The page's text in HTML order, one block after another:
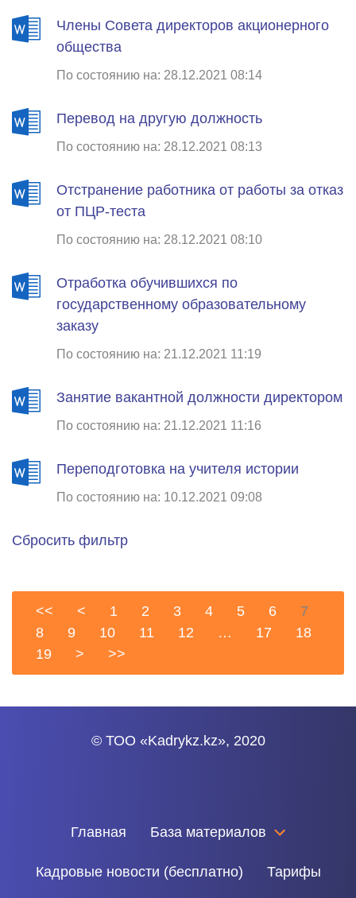
Члены Совета директоров акционерного
общества
По состоянию на: 28.12.2021 08:14
Перевод на другую должность
По состоянию на: 28.12.2021 08:13
Отстранение работника от работы за отказ
от ПЦР-теста
По состоянию на: 28.12.2021 08:10
Отработка обучившихся по
государственному образовательному
заказу
По состоянию на: 21.12.2021 11:19
Занятие вакантной должности директором
По состоянию на: 21.12.2021 11:16
Переподготовка на учителя истории
По состоянию на: 10.12.2021 09:08
Сбросить фильтр
<< < 1 2 3 4 5 6
7
8
9 10 11 12 … 17
18
19
> >>
© ТОО «Kadrykz.kz», 2020
Главная База материалов
Кадровые новости (бесплатно) Тарифы